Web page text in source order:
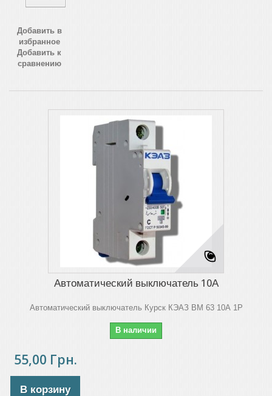
Добавить в
избранное
Добавить к
сравнению
Автоматический выключатель 10А
Автоматический выключатель Курск КЭАЗ ВМ 63 10А 1Р
В наличии
55,00 Грн.
В корзину